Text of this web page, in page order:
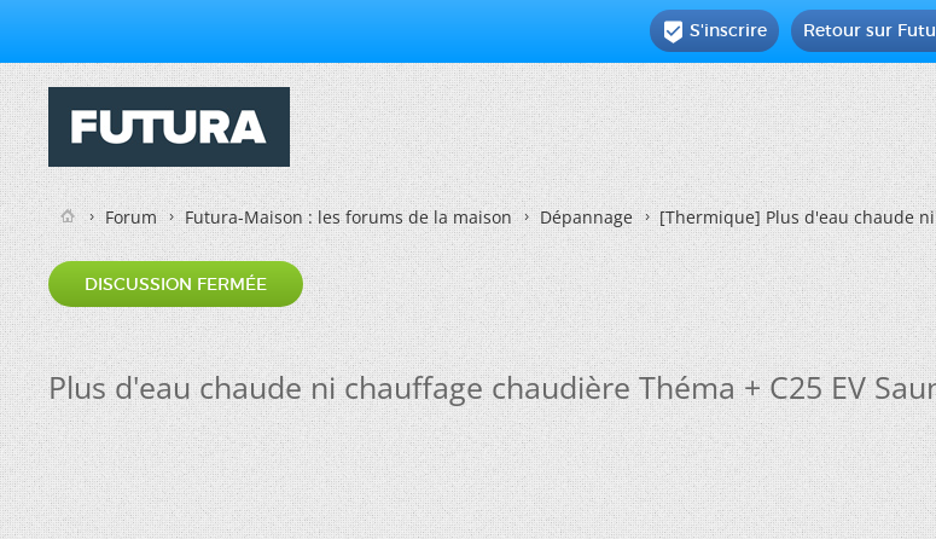
Retour sur
 S'inscrire
Forum Futura-Maison : les forums de la maison Dépannage [Thermique]Plus d'eau chaude ni
DISCUSSION FERMÉE
Plus d'eau chaude ni chauffage chaudière Théma + C25 EV